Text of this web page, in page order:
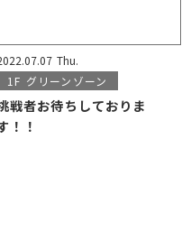
Thu.
1F グリーンゾーン
戦者お待ちしておりま
！！